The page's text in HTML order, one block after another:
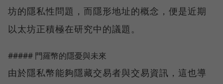
坊的隱私性問題，而隱形地址的概念，便是近期
以太坊正積極在研究中的議題。
##### 門羅幣的隱憂與未來
由於隱私幣能夠隱藏交易者與交易資訊，這也導